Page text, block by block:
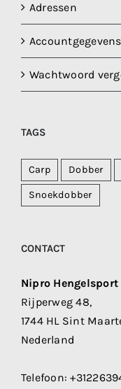
Adressen
Accountgegevens
Wachtwoord
TAGS
Carp Dobber
Snoekdobber
CONTACT
Nipro Hengelsport
Rijperweg 48,
1744 HL Sint
Nederland
Telefoon: